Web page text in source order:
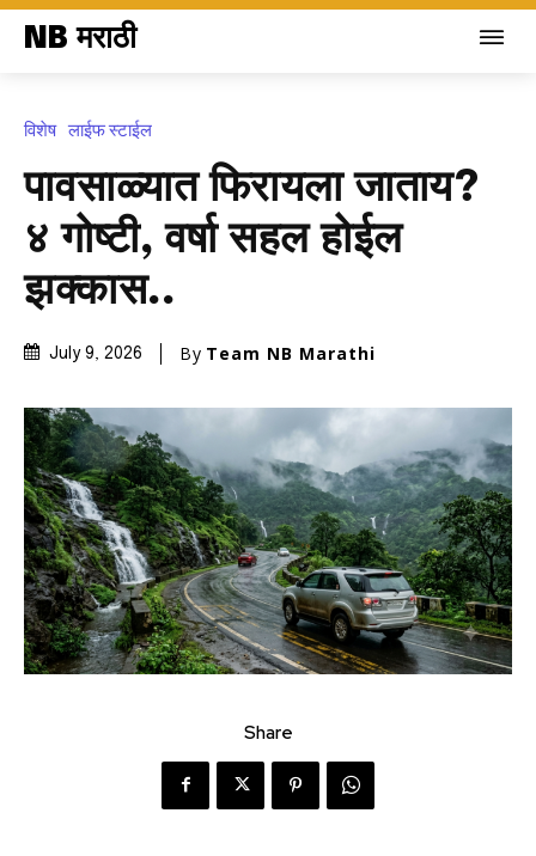
NB मराठी
विशेष लाईफ स्टाईल
पावसाळ्यात फिरायला जाताय?
४ गोष्टी, वर्षा सहल होईल
झक्कास..
July 9, 2026 By Team NB Marathi
Share